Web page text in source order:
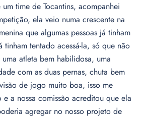
time de Tocantins, acompanhei
ela veio numa crescente na
que algumas pessoas já tinham
tentado acessá-la, só que não
atleta bem habilidosa, uma
com as duas pernas, chuta bem
de jogo muito boa, isso me
a nossa comissão acreditou que ela
agregar no nosso projeto de